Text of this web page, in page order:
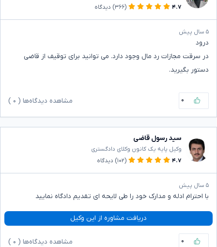
۴.۷
(۳۶۶) دیدگاه
۵ سال پیش
درود
در سرقت مجازات رد مال وجود دارد. می توانید برای توقیف از قاضی
دستور بگیرید.
۰ مشاهده دیدگاه‌ها ( ۰
سید رسول قاضی
وکیل پایه یک کانون وکلای دادگستری
۴.۷
(۱۰۲) دیدگاه
۵ سال پیش
با احترام ادله و مدارک خود را طی لایحه ای تقدیم دادگاه نمایید
دریافت مشاوره از این وکیل
۰ مشاهده دیدگاه‌ها ( ۰